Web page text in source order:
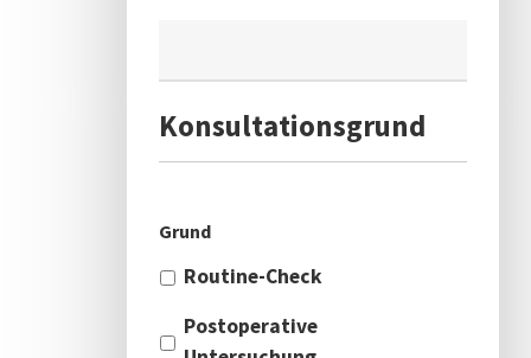
Konsultationsgrund
Grund
Routine-Check
Postoperative